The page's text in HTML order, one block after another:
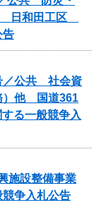
日和田工区
告
／公共 社会資
）他 国道361
る一般競争入
施設整備事業
争入札公告